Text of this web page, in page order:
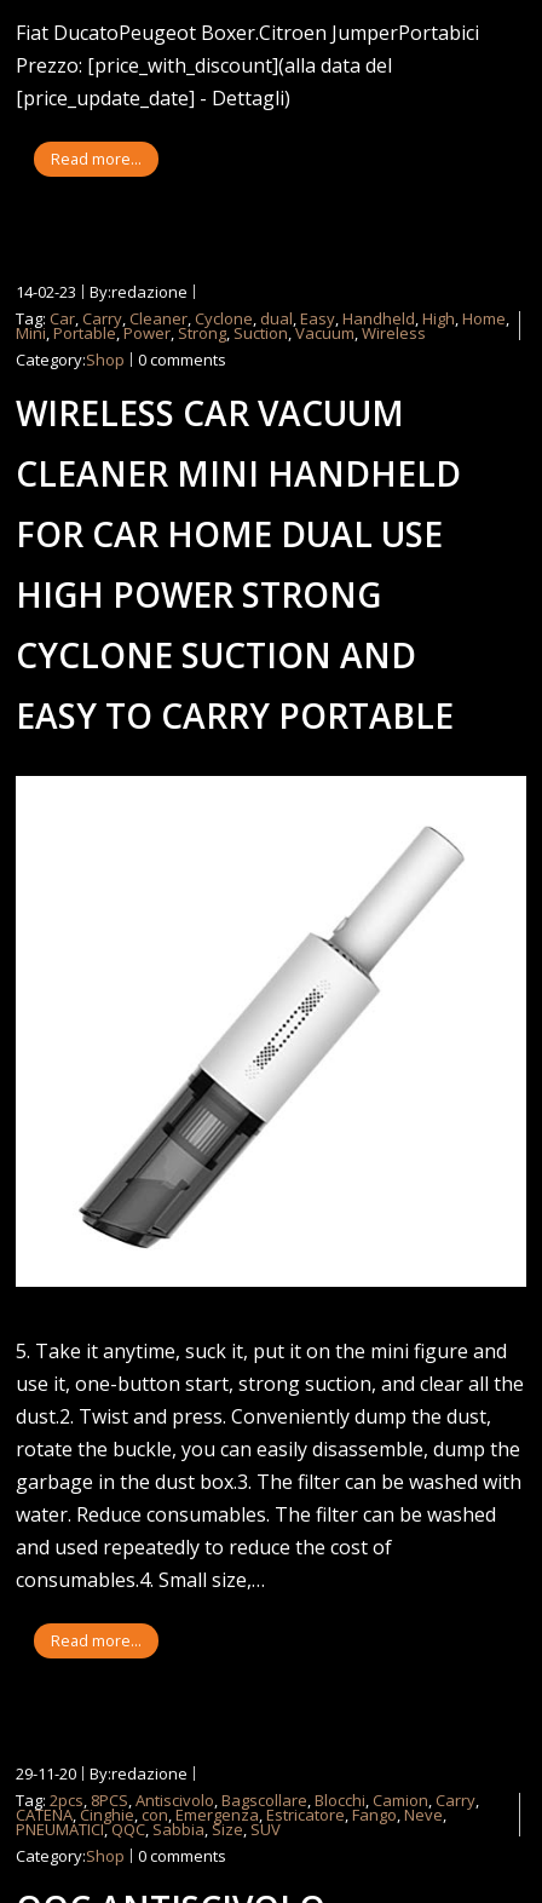
Fiat DucatoPeugeot Boxer.Citroen JumperPortabici
Prezzo: [price_with_discount](alla data del
[price_update_date] - Dettagli)
Read more...
14-02-23
By:redazione
Tag: Car, Carry, Cleaner, Cyclone, dual,Easy,Handheld,High,Home,
Mini,Portable,Power, Strong, Suction,Vacuum,Wireless
Category:Shop 0 comments
WIRELESS CAR VACUUM
CLEANER MINI HANDHELD
FOR CAR HOME DUAL USE
HIGH POWER STRONG
CYCLONE SUCTION AND
EASY TO CARRY PORTABLE
5. Take it anytime, suck it, put it on the mini figure and
use it, one-button start, strong suction, and clear all the
dust.2. Twist and press. Conveniently dump the dust,
rotate the buckle, you can easily disassemble, dump the
garbage in the dust box.3. The filter can be washed with
water. Reduce consumables. The filter can be washed
and used repeatedly to reduce the cost of
consumables.4. Small size,…
Read more...
29-11-20
By:redazione
Tag:2pcs, 8PCS,Antiscivolo,Bagscollare,Blocchi, Camion, Carry,
CATENA, Cinghie, con,Emergenza,Estricatore,Fango,Neve,
PNEUMATICI,QQC, Sabbia, Size, SUV
Category:Shop 0 comments